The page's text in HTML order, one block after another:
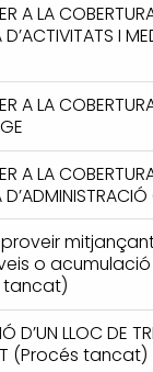
A LA
I
A LA
A LA
o
tancat)
D’UN LLOC DE
(Procés tancat)